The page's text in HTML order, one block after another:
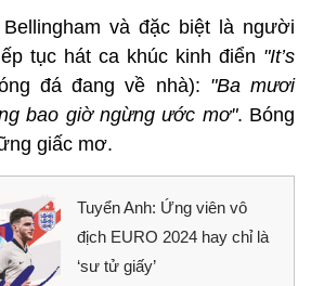
Bellingham và đặc biệt là người
tục hát ca khúc kinh điển "It’s
đá đang về nhà): "Ba mươi
bao giờ ngừng ước mơ". Bóng
giấc mơ.
Tuyển Anh: Ứng viên vô
địch EURO 2024 hay chỉ là
‘sư tử giấy’